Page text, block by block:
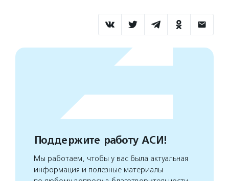
Поддержите работу АСИ!
Мы работаем, чтобы у вас была актуальная
информация и полезные материалы